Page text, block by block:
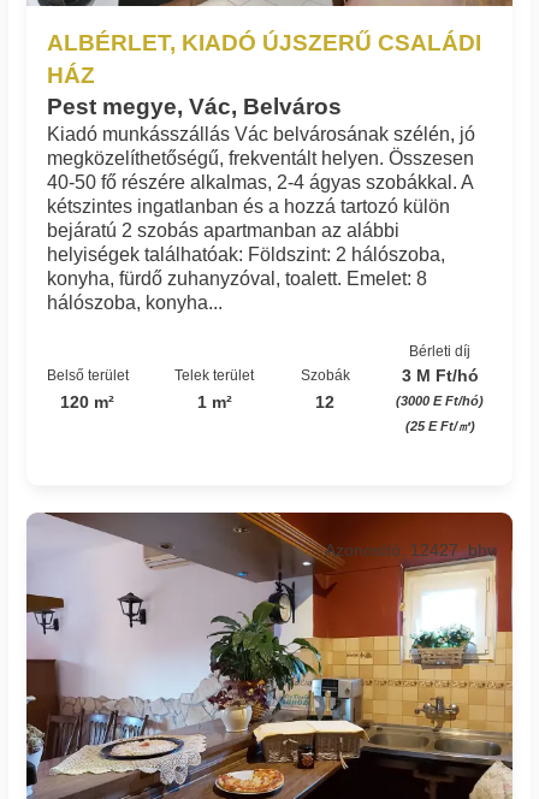
ALBÉRLET, KIADÓ ÚJSZERŰ CSALÁDI
HÁZ
Pest megye, Vác, Belváros
Kiadó munkásszállás Vác belvárosának szélén, jó
megközelíthetőségű, frekventált helyen. Összesen
40-50 fő részére alkalmas, 2-4 ágyas szobákkal. A
kétszintes ingatlanban és a hozzá tartozó külön
bejáratú 2 szobás apartmanban az alábbi
helyiségek találhatóak: Földszint: 2 hálószoba,
konyha, fürdő zuhanyzóval, toalett. Emelet: 8
hálószoba, konyha...
Belső terület
120 m²
Telek terület
1 m²
Szobák
12
Bérleti díj
3 M Ft/hó
(3000 E Ft/hó)
(25 E Ft/㎡)
Azonosító: 12427_bhv